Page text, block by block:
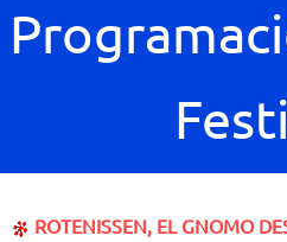
ROTENISSEN, EL GNOMO